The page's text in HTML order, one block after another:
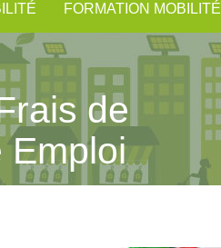
FORMATION MOBILITÉ
de
Emploi